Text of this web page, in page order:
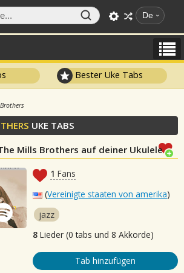
De
Bester Uke Tabs
UKE TABS
Mills Brothers auf deiner Ukulele
1 Fans
(Vereinigte staaten von amerika)
jazz
8 Lieder (0 tabs und 8 Akkorde)
Tab hinzufügen